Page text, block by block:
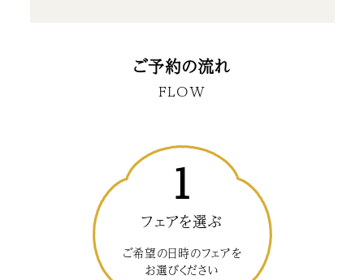
ご予約の流れ
FLOW
1
フェアを選ぶ
ご希望の日時のフェアを
お選びください